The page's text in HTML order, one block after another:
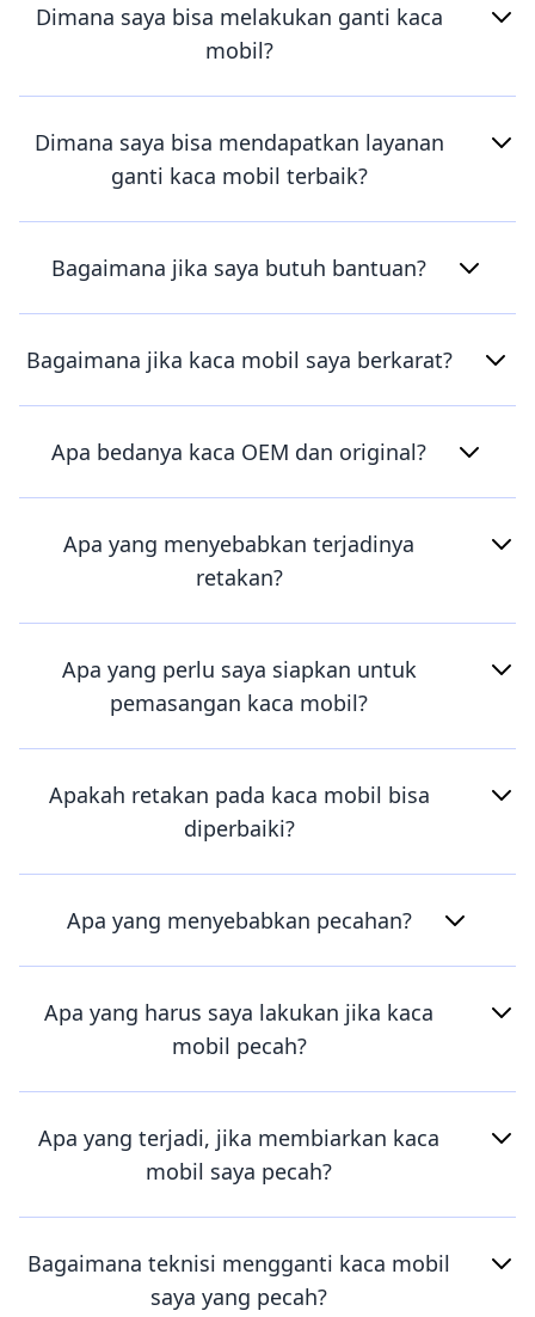
Dimana saya bisa melakukan ganti kaca
mobil?
Dimana saya bisa mendapatkan layanan
ganti kaca mobil terbaik?
Bagaimana jika saya butuh bantuan?
Bagaimana jika kaca mobil saya berkarat?
Apa bedanya kaca OEM dan original?
Apa yang menyebabkan terjadinya
retakan?
Apa yang perlu saya siapkan untuk
pemasangan kaca mobil?
Apakah retakan pada kaca mobil bisa
diperbaiki?
Apa yang menyebabkan pecahan?
Apa yang harus saya lakukan jika kaca
mobil pecah?
Apa yang terjadi, jika membiarkan kaca
mobil saya pecah?
Bagaimana teknisi mengganti kaca mobil
saya yang pecah?